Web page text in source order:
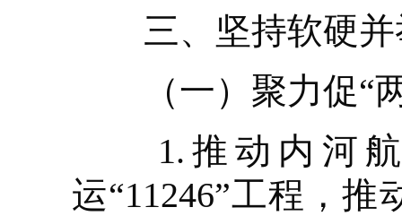
三、坚持软硬并
（一）聚力促“两
1.推动内河航
运“11246”工程，